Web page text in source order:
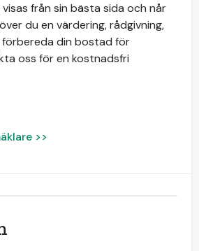
från sin bästa sida och når
du en värdering, rådgivning,
din bostad för
oss för en kostnadsfri
>>